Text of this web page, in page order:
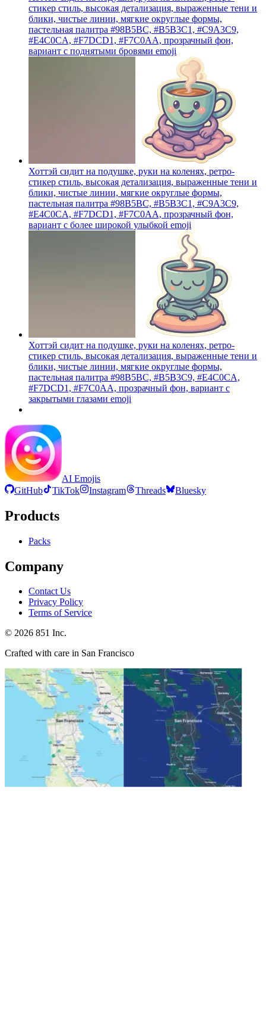
стикер стиль, высокая детализация, выраженные тени и
блики, чистые линии, мягкие округлые формы,
пастельная палитра #98B5BC, #B5B3C1, #C9A3C9,
#E4C0CA, #F7DCD1, #F7C0AA, прозрачный фон,
вариант с поднятыми бровями emoji
Хоттэй сидит на подушке, руки на коленях, ретро-
стикер стиль, высокая детализация, выраженные тени и
блики, чистые линии, мягкие округлые формы,
пастельная палитра #98B5BC, #B5B3C1, #C9A3C9,
#E4C0CA, #F7DCD1, #F7C0AA, прозрачный фон,
вариант с более широкой улыбкой emoji
Хоттэй сидит на подушке, руки на коленях, ретро-
стикер стиль, высокая детализация, выраженные тени и
блики, чистые линии, мягкие округлые формы,
пастельная палитра #98B5BC, #B5B3C9, #E4C0CA,
#F7DCD1, #F7C0AA, прозрачный фон, вариант с
закрытыми глазами emoji
AI Emojis
GitHub
TikTok Instagram Threads Bluesky
Products
Packs
Company
Contact Us
Privacy Policy
Terms of Service
© 2026 851 Inc.
Crafted with care in San Francisco